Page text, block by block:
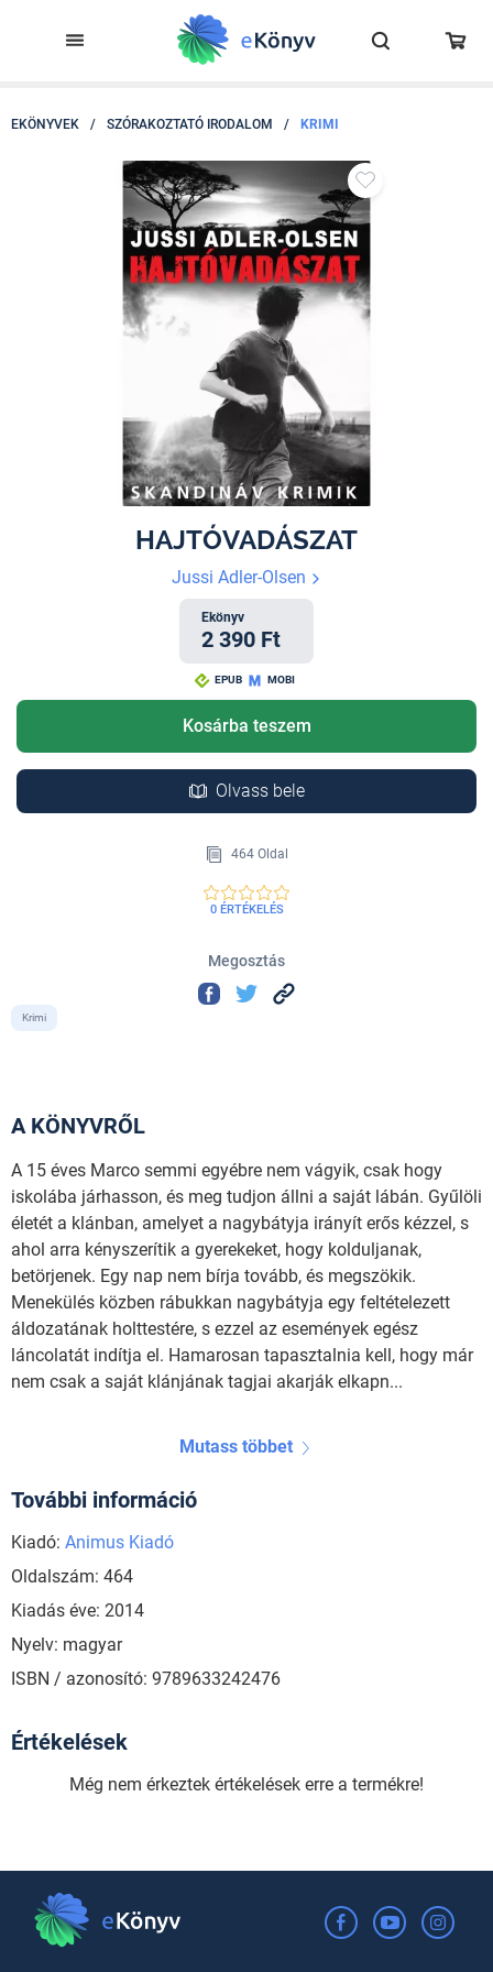
EKÖNYVEK / SZÓRAKOZTATÓ IRODALOM / KRIMI
HAJTÓVADÁSZAT
Jussi Adler-Olsen
Ekönyv
2 390 Ft
EPUB MOBI
Kosárba teszem
Olvass bele
464 Oldal
0 ÉRTÉKELÉS
Megosztás
Krimi
A KÖNYVRŐL
A 15 éves Marco semmi egyébre nem vágyik, csak hogy
iskolába járhasson, és meg tudjon állni a saját lábán. Gyűlöli
életét a klánban, amelyet a nagybátyja irányít erős kézzel, s
ahol arra kényszerítik a gyerekeket, hogy kolduljanak,
betörjenek. Egy nap nem bírja tovább, és megszökik.
Menekülés közben rábukkan nagybátyja egy feltételezett
áldozatának holttestére, s ezzel az események egész
láncolatát indítja el. Hamarosan tapasztalnia kell, hogy már
nem csak a saját klánjának tagjai akarják elkapn...
Mutass többet
További információ
Kiadó: Animus Kiadó
Oldalszám: 464
Kiadás éve: 2014
Nyelv: magyar
ISBN / azonosító: 9789633242476
Értékelések
Még nem érkeztek értékelések erre a termékre!